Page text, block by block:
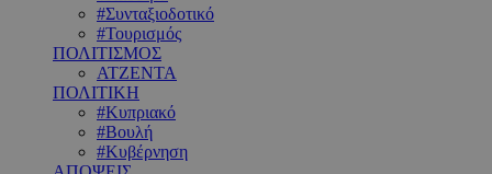
#Συνταξιοδοτικό
#Τουρισμός
ΠΟΛΙΤΙΣΜΟΣ
ΑΤΖΕΝΤΑ
ΠΟΛΙΤΙΚΗ
#Κυπριακό
#Βουλή
#Κυβέρνηση